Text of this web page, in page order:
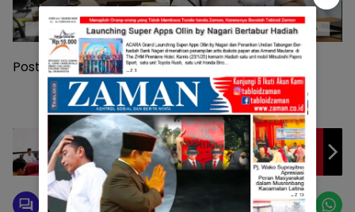
Post Views:226
BPK RI Lakukan Pemeriksaan LKPD, Suhatri Bur
Sebut Semoga Padang Pariaman Kembali
Raih Opini WTP